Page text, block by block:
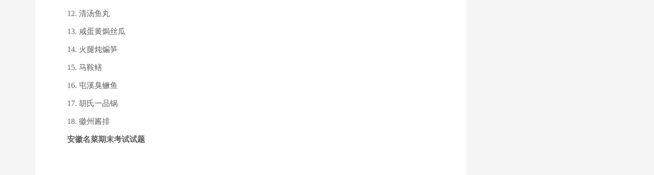
12. 清汤鱼丸
13. 咸蛋黄焗丝瓜
14. 火腿炖煸笋
15. 马鞍鳝
16. 屯溪臭鳜鱼
17. 胡氏一品锅
18. 徽州酱排
安徽名菜期末考试试题